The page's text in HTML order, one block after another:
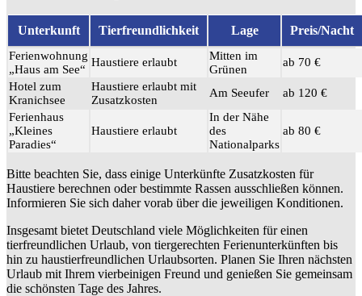
Unterkunft Tierfreundlichkeit Lage Preis/Nacht
Ferienwohnung
„Haus am See“
Haustiere erlaubt
Mitten im
Grünen
ab 70 €
Hotel zum
Kranichsee
Haustiere erlaubt mit
Zusatzkosten
Am Seeufer
ab 120 €
Ferienhaus
„Kleines
Paradies“
Haustiere erlaubt
In der Nähe
des
Nationalparks
ab 80 €
Bitte beachten Sie, dass einige Unterkünfte Zusatzkosten für
Haustiere berechnen oder bestimmte Rassen ausschließen können.
Informieren Sie sich daher vorab über die jeweiligen Konditionen.
Insgesamt bietet Deutschland viele Möglichkeiten für einen
tierfreundlichen Urlaub, von tiergerechten Ferienunterkünften bis
hin zu haustierfreundlichen Urlaubsorten. Planen Sie Ihren nächsten
Urlaub mit Ihrem vierbeinigen Freund und genießen Sie gemeinsam
die schönsten Tage des Jahres.